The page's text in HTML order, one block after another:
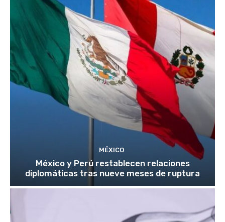
MÉXICO
México y Perú restablecen relaciones
diplomáticas tras nueve meses de ruptura